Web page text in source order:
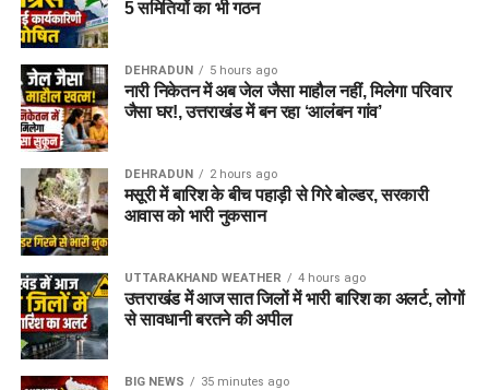
5 समितियों का भी गठन
DEHRADUN 5 hours ago
नारी निकेतन में अब जेल जैसा माहौल नहीं, मिलेगा परिवार
जैसा घर!, उत्तराखंड में बन रहा ‘आलंबन गांव’
DEHRADUN 2 hours ago
मसूरी में बारिश के बीच पहाड़ी से गिरे बोल्डर, सरकारी
आवास को भारी नुकसान
UTTARAKHAND WEATHER 4 hours ago
उत्तराखंड में आज सात जिलों में भारी बारिश का अलर्ट, लोगों
से सावधानी बरतने की अपील
BIG NEWS 35 minutes ago